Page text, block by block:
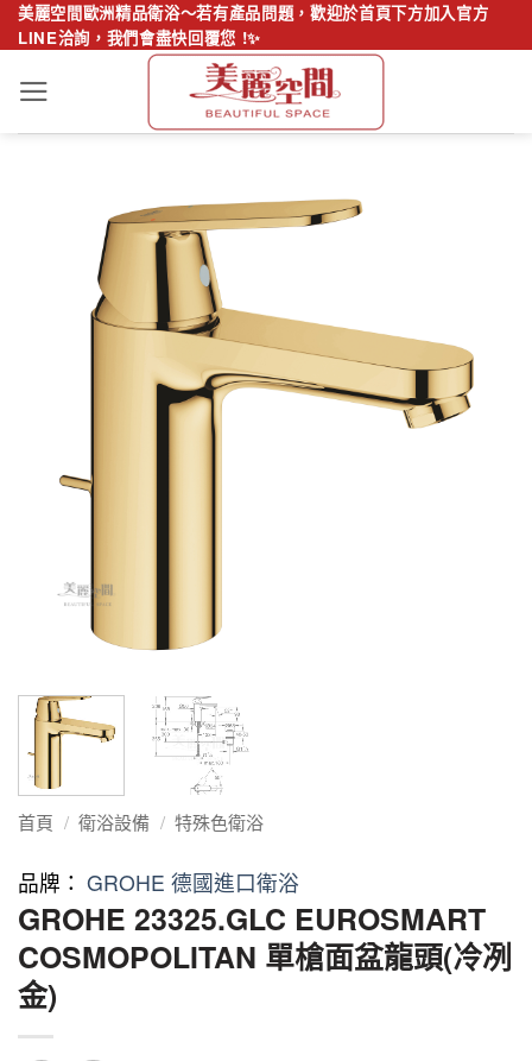
Skip
to
content
美麗空間歐洲精品衛浴～若有產品問題，歡迎於首頁下方加入官方
LINE洽詢，我們會盡快回覆您 !✨
首頁 / 衛浴設備 / 特殊色衛浴
品牌： GROHE 德國進口衛浴
GROHE 23325.GLC EUROSMART
COSMOPOLITAN 單槍面盆龍頭(冷冽
金)